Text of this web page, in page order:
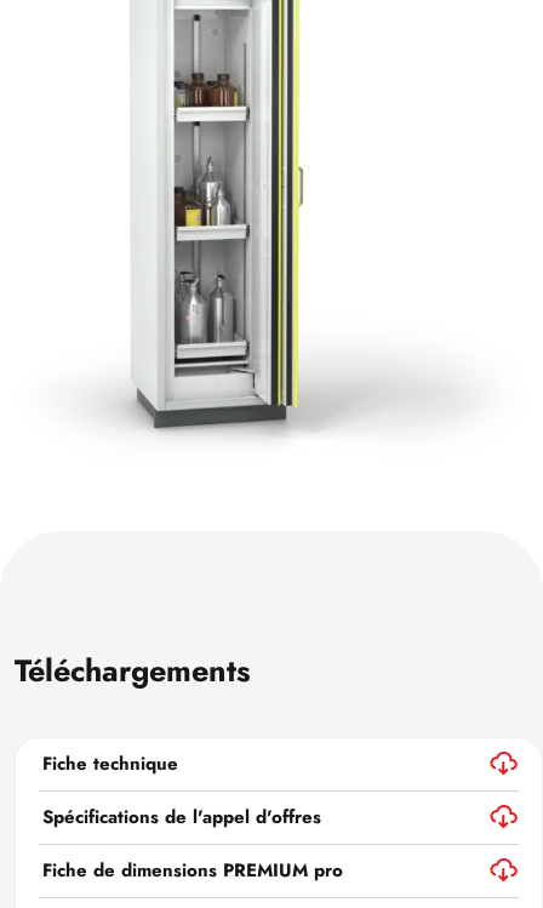
Téléchargements
Fiche technique
Spécifications de l'appel d'offres
Fiche de dimensions PREMIUM pro